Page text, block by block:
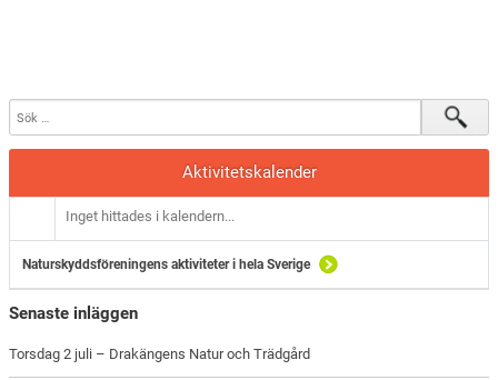
Aktivitetskalender
Inget hittades i kalendern...
Naturskyddsföreningens aktiviteter i hela Sverige
Senaste inläggen
Torsdag 2 juli – Drakängens Natur och Trädgård